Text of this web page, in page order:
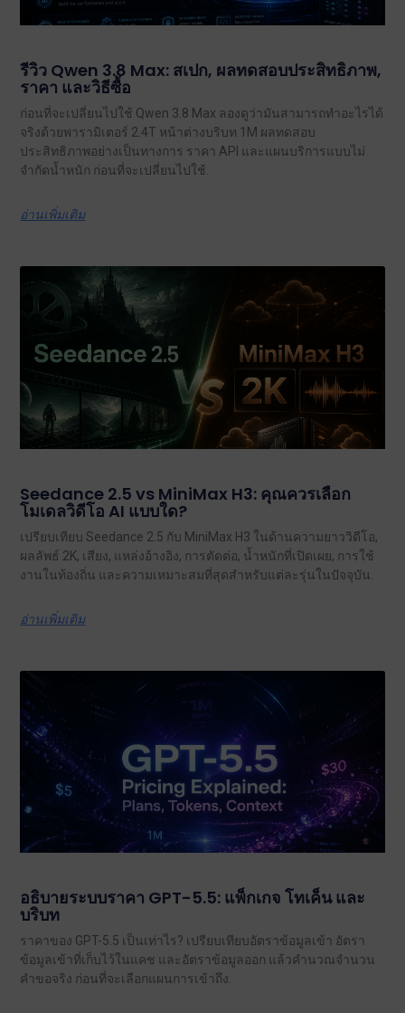
รีวิว Qwen 3.8 Max: สเปก, ผลทดสอบประสิทธิภาพ,
ราคา และวิธีซื้อ
ก่อนที่จะเปลี่ยนไปใช้ Qwen 3.8 Max ลองดูว่ามันสามารถทำอะไรได้
จริงด้วยพารามิเตอร์ 2.4T หน้าต่างบริบท 1M ผลทดสอบ
ประสิทธิภาพอย่างเป็นทางการ ราคา API และแผนบริการแบบไม่
จำกัดน้ำหนัก ก่อนที่จะเปลี่ยนไปใช้.
อ่านเพิ่มเติม
Seedance 2.5 vs MiniMax H3: คุณควรเลือก
โมเดลวิดีโอ AI แบบใด?
เปรียบเทียบ Seedance 2.5 กับ MiniMax H3 ในด้านความยาววิดีโอ,
ผลลัพธ์ 2K, เสียง, แหล่งอ้างอิง, การตัดต่อ, น้ำหนักที่เปิดเผย, การใช้
งานในท้องถิ่น และความเหมาะสมที่สุดสำหรับแต่ละรุ่นในปัจจุบัน.
อ่านเพิ่มเติม
อธิบายระบบราคา GPT-5.5: แพ็กเกจ โทเค็น และ
บริบท
ราคาของ GPT-5.5 เป็นเท่าไร? เปรียบเทียบอัตราข้อมูลเข้า อัตรา
ข้อมูลเข้าที่เก็บไว้ในแคช และอัตราข้อมูลออก แล้วคำนวณจำนวน
คำขอจริง ก่อนที่จะเลือกแผนการเข้าถึง.